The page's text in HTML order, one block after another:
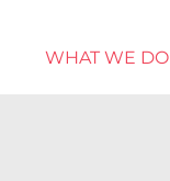
WHAT WE DO